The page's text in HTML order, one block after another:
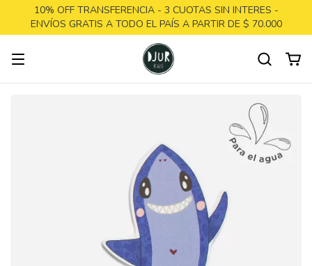
10% OFF TRANSFERENCIA - 3 CUOTAS SIN INTERES -
ENVÍOS GRATIS A TODO EL PAÍS A PARTIR DE $ 70.000